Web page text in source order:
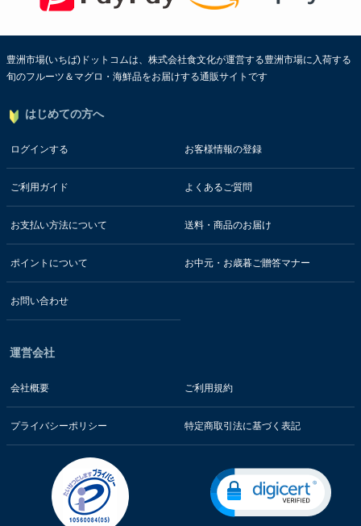
豊洲市場(いちば)ドットコムは、株式会社食文化が運営する豊洲市場に入荷する
旬のフルーツ＆マグロ・海鮮品をお届けする通販サイトです
はじめての方へ
ログインする お客様情報の登録
ご利用ガイド よくあるご質問
お支払い方法について 送料・商品のお届け
ポイントについて お中元・お歳暮ご贈答マナー
お問い合わせ
運営会社
会社概要 ご利用規約
プライバシーポリシー 特定商取引法に基づく表記